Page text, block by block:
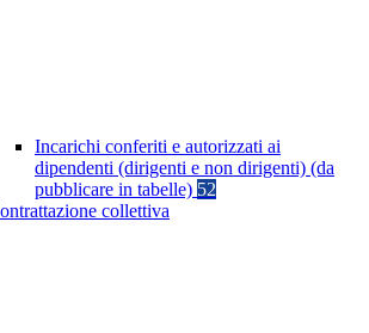
Incarichi conferiti e autorizzati ai
dipendenti (dirigenti e non dirigenti) (da
pubblicare in tabelle) 52
collettiva